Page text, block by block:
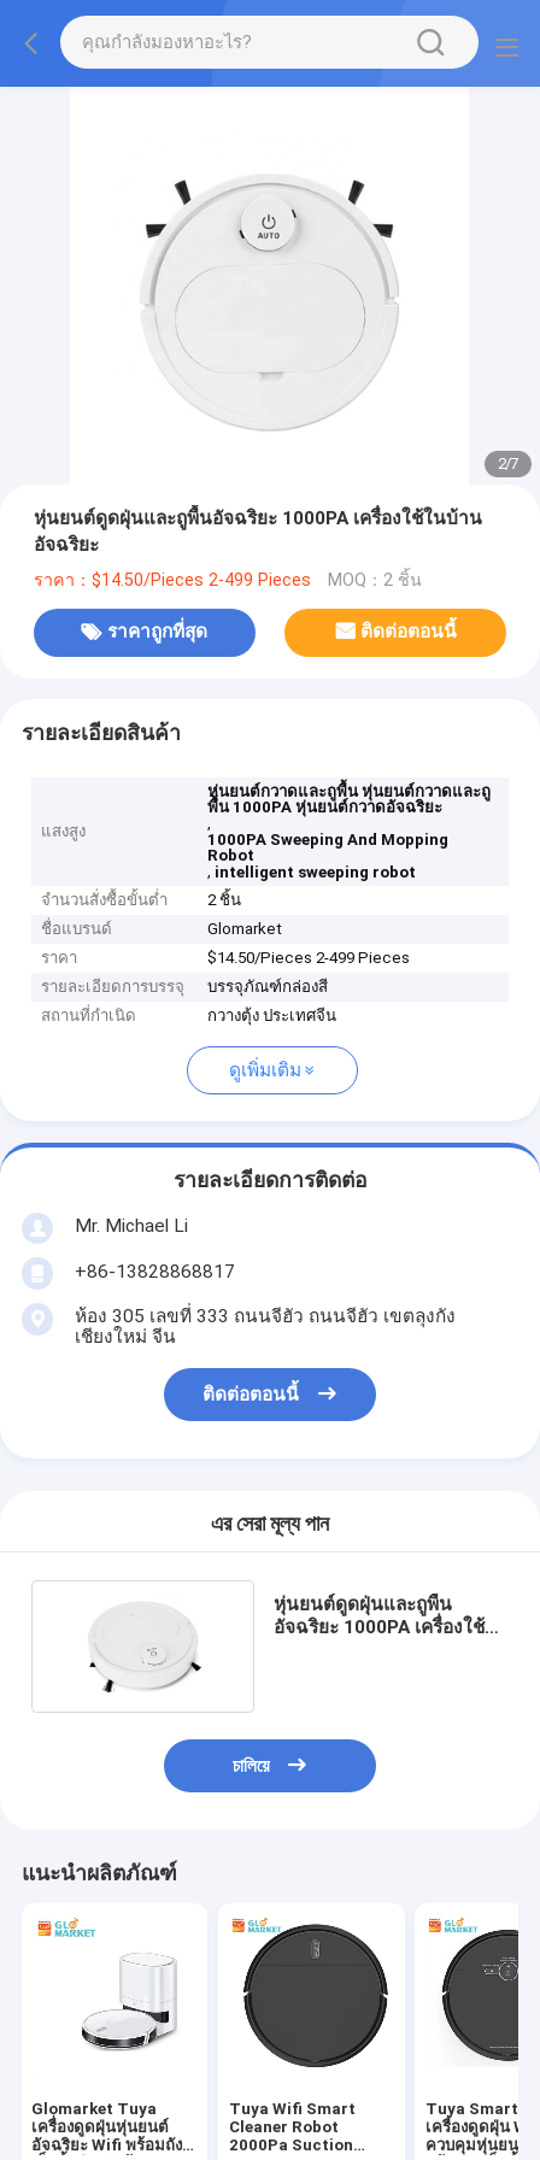
2/7
หุ่นยนต์ดูดฝุ่นและถูพื้นอัจฉริยะ 1000PA เครื่องใช้ในบ้าน
อัจฉริยะ
ราคา：$14.50/Pieces 2-499 Pieces MOQ：2 ชิ้น
ราคาถูกที่สุด ติดต่อตอนนี้
รายละเอียดสินค้า
แสงสูง
หุ่นยนต์กวาดและถูพื้น หุ่นยนต์กวาดและถู
พื้น 1000PA หุ่นยนต์กวาดอัจฉริยะ
,
1000PA Sweeping And Mopping
Robot
, intelligent sweeping robot
จำนวนสั่งซื้อขั้นต่ำ
2 ชิ้น
ชื่อแบรนด์
Glomarket
ราคา
$14.50/Pieces 2-499 Pieces
รายละเอียดการบรรจุ
บรรจุภัณฑ์กล่องสี
สถานที่กำเนิด
กวางตุ้ง ประเทศจีน
ดูเพิ่มเติม
รายละเอียดการติดต่อ
Mr. Michael Li
+86-13828868817
ห้อง 305 เลขที่ 333 ถนนจีฮัว ถนนจีฮัว เขตลุงกัง
เชียงใหม่ จีน
ติดต่อตอนนี้
এর সেরা মূল্য পান
หุ่นยนต์ดูดฝุ่นและถูพื้น
อัจฉริยะ 1000PA เครื่องใช้ใน
চালিয়ে
แนะนำผลิตภัณฑ์
Glomarket Tuya
เครื่องดูดฝุ่นหุ่นยนต์
อัจฉริยะ Wifi พร้อมถัง
Tuya Wifi Smart
Cleaner Robot
2000Pa Suction
Tuya Smart
เครื่องดูดฝุ่น
ควบคุมหุ่นยนต์